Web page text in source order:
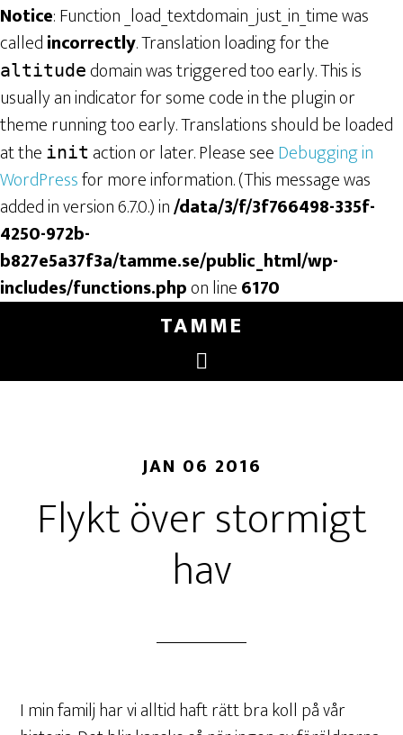
Notice: Function _load_textdomain_just_in_time was
calledincorrectly. Translation loading for the
altitude domain was triggered too early. This is
usually an indicator for some code in the plugin or
theme running too early. Translations should be loaded
at the init action or later. Please seeDebugging in
WordPressfor more information. (This message was
added in version 6.7.0.) in/data/3/f/3f766498-335f-
4250-972b-
b827e5a37f3a/tamme.se/public_html/wp-
includes/functions.phpon line6170
TAMME
JAN 06 2016
Flykt över stormigt
hav
I min familj har vi alltid haft rätt bra koll på vår